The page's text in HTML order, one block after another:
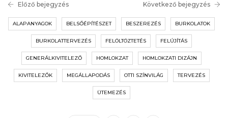
Előző bejegyzés Következő bejegyzés
ALAPANYAGOK BELSŐÉPÍTÉSZET BESZEREZÉS BURKOLATOK
BURKOLATTERVEZÉS FELÖLTÖZTETÉS FELÚJÍTÁS
GENERÁLKIVITELEZŐ HOMLOKZAT HOMLOKZATI DIZÁJN
KIVITELEZŐK MEGÁLLAPODÁS OTTI SZÍNVILÁG TERVEZÉS
ÜTEMEZÉS